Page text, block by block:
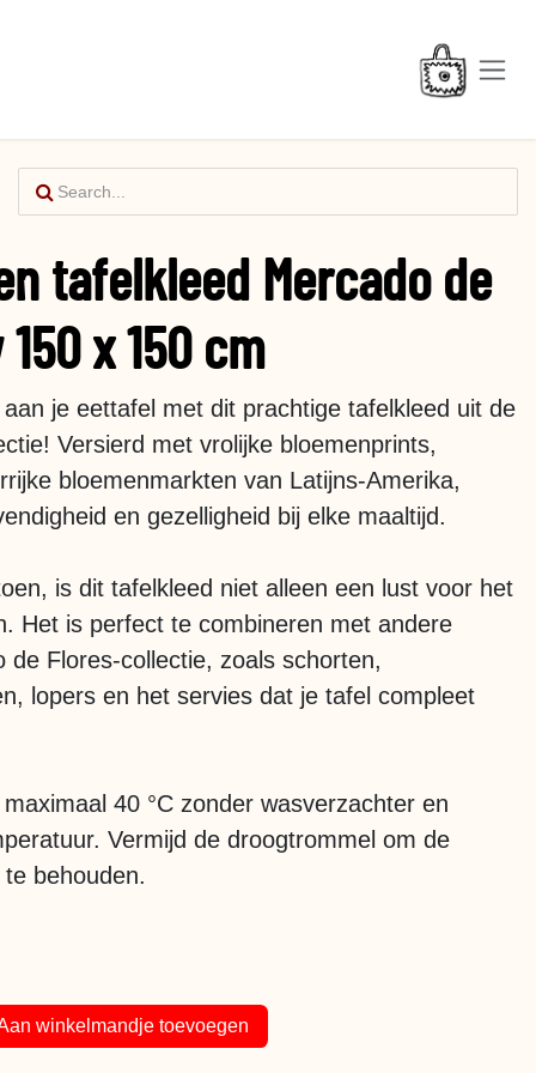
tafelkleed Mercado de
x 150 cm
je eettafel met dit prachtige tafelkleed uit de
Versierd met vrolijke bloemenprints,
bloemenmarkten van Latijns-Amerika,
en gezelligheid bij elke maaltijd.
is dit tafelkleed niet alleen een lust voor het
Het is perfect te combineren met andere
de Flores-collectie, zoals schorten,
lopers en het servies dat je tafel compleet
40 °C zonder wasverzachter en
Vermijd de droogtrommel om de
behouden.
winkelmandje toevoegen